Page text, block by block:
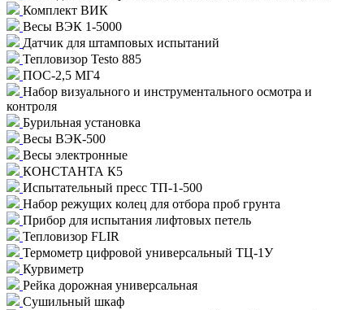
Комплект ВИК
Весы ВЭК 1-5000
Датчик для штамповых испытаний
Тепловизор Testo 885
ПОС-2,5 МГ4
Набор визуального и инструментального осмотра и
контроля
Бурильная установка
Весы ВЭК-500
Весы электронные
КОНСТАНТА К5
Испытательный пресс ТП-1-500
Набор режущих колец для отбора проб грунта
Прибор для испытания лифтовых петель
Тепловизор FLIR
Термометр цифровой универсальный ТЦ-1У
Курвиметр
Рейка дорожная универсальная
Сушильный шкаф